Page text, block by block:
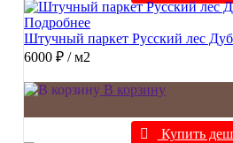
Подробнее
Штучный паркет Русский лес
6000 ₽ / м2
В корзину
Купить